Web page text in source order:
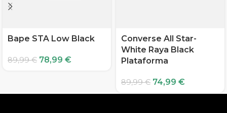
Bape STA Low Black
89,99€ 78,99 €
Converse All Star-
White Raya Black
Plataforma
89,99€ 74,99 €